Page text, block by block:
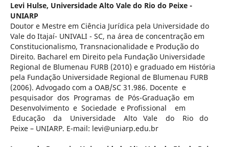
Levi Hulse, Universidade Alto Vale do Rio do Peixe -
UNIARP
Doutor e Mestre em Ciência Jurídica pela Universidade do
Vale do Itajaí- UNIVALI - SC, na área de concentração em
Constitucionalismo, Transnacionalidade e Produção do
Direito. Bacharel em Direito pela Fundação Universidade
Regional de Blumenau FURB (2010) e graduado em História
pela Fundação Universidade Regional de Blumenau FURB
(2006). Advogado com a OAB/SC 31.986. Docente e
pesquisador dos Programas de Pós-Graduação em
Desenvolvimento e Sociedade e Profissional em
Educação da Universidade Alto Vale do Rio do
Peixe – UNIARP. E-mail: levi@uniarp.edu.br